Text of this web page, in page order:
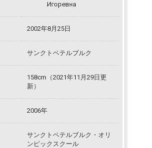
Игоревна
2002年8月25日
サンクトペテルブルク
158cm（2021年11月29日更
新）
2006年
サンクトペテルブルク・オリ
ンピックスクール